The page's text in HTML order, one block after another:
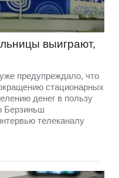
выиграют,
предупреждало, что
стационарных
денег в пользу
Берзиньш
телеканалу